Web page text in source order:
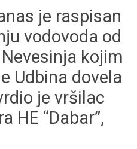
je raspisan
vodovoda od
kojim
Udbina dovela
je vršilac
HE “Dabar”,